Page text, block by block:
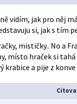
vidím, jak pro něj
si, jak s tím
mističky.. No a
místo hraček si tahá
krabice a pije z konve